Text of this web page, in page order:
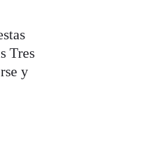
Tres
y